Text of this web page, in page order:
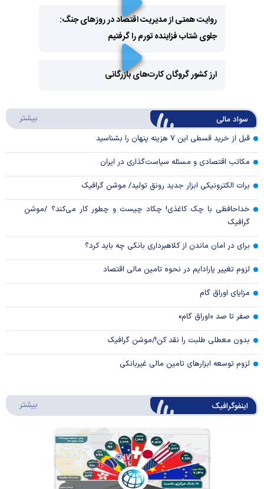
Play
Video
روایت همتی از مدیریت اقتصاد در روزهای جنگ:
جلوی شتاب فزاینده تورم را گرفتیم
Video
ارز کشور گروگان کارت‌های بازرگانی
سواد مالی بیشتر
قبل از خرید قسطی این ۷ هزینه پنهان را بشناسید
مکاتب اقتصادی و مسئله سیاست‌گذاری در ایران
برات الکترونیکی ابزار جدید رونق تولید/ موشن گرافیک
خداحافظی با چک کاغذی! چکاد چیست و چطور کار می‌کند؟ /موشن
گرافیک
برای در امان ماندن از کلاهبرداری بانکی چه باید کرد؟
لزوم تغییر پارادایم در نحوه تامین مالی اقتصاد
مزایای اوراق گام
صفر تا صد «اوراق گام»
بدون معطلی طلبت را نقد کن!/موشن گرافیک
لزوم توسعه ابزارهای تامین مالی غیربانکی
اینفوگرافیک بیشتر